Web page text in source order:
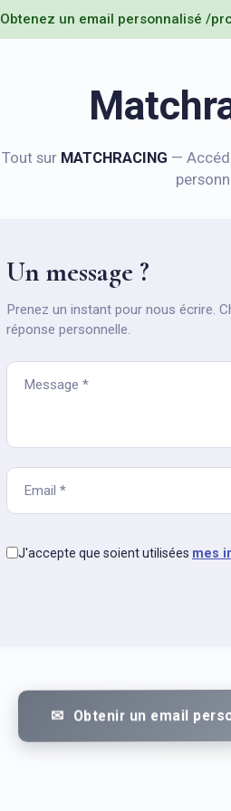
Obtenez un email personnalisé /
Tout sur MATCHRACING —
Un message ?
Prenez un instant pour nous écrire.
réponse personnelle.
J'accepte que soient utilisées mes
Obtenir un email